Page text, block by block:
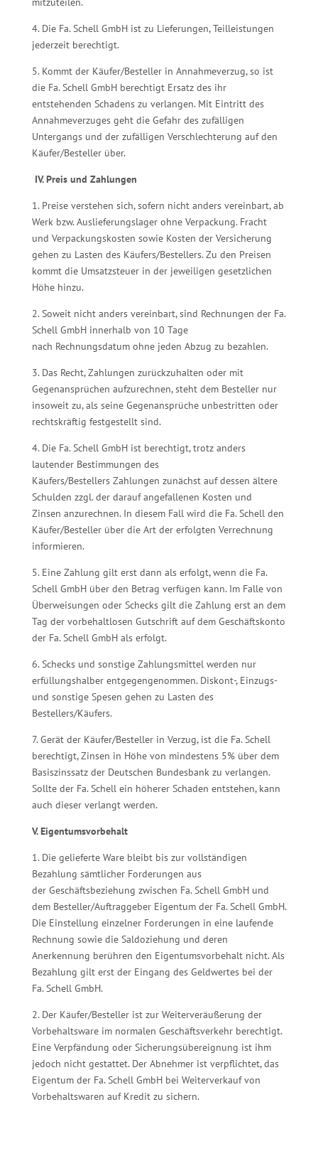
4. Die Fa. Schell GmbH ist zu Lieferungen, Teilleistungen
jederzeit berechtigt.
5. Kommt der Käufer/Besteller in Annahmeverzug, so ist
die Fa. Schell GmbH berechtigt Ersatz des ihr
entstehenden Schadens zu verlangen. Mit Eintritt des
Annahmeverzuges geht die Gefahr des zufälligen
Untergangs und der zufälligen Verschlechterung auf den
Käufer/Besteller über.
IV. Preis und Zahlungen
1. Preise verstehen sich, sofern nicht anders vereinbart, ab
Werk bzw. Auslieferungslager ohne Verpackung. Fracht
und Verpackungskosten sowie Kosten der Versicherung
gehen zu Lasten des Käufers/Bestellers. Zu den Preisen
kommt die Umsatzsteuer in der jeweiligen gesetzlichen
Höhe hinzu.
2. Soweit nicht anders vereinbart, sind Rechnungen der Fa.
Schell GmbH innerhalb von 10 Tage
nach Rechnungsdatum ohne jeden Abzug zu bezahlen.
3. Das Recht, Zahlungen zurückzuhalten oder mit
Gegenansprüchen aufzurechnen, steht dem Besteller nur
insoweit zu, als seine Gegenansprüche unbestritten oder
rechtskräftig festgestellt sind.
4. Die Fa. Schell GmbH ist berechtigt, trotz anders
lautender Bestimmungen des
Käufers/Bestellers Zahlungen zunächst auf dessen ältere
Schulden zzgl. der darauf angefallenen Kosten und
Zinsen anzurechnen. In diesem Fall wird die Fa. Schell den
Käufer/Besteller über die Art der erfolgten Verrechnung
informieren.
5. Eine Zahlung gilt erst dann als erfolgt, wenn die Fa.
Schell GmbH über den Betrag verfügen kann. Im Falle von
Überweisungen oder Schecks gilt die Zahlung erst an dem
Tag der vorbehaltlosen Gutschrift auf dem Geschäftskonto
der Fa. Schell GmbH als erfolgt.
6. Schecks und sonstige Zahlungsmittel werden nur
erfüllungshalber entgegengenommen. Diskont-, Einzugs-
und sonstige Spesen gehen zu Lasten des
Bestellers/Käufers.
7. Gerät der Käufer/Besteller in Verzug, ist die Fa. Schell
berechtigt, Zinsen in Höhe von mindestens 5% über dem
Basiszinssatz der Deutschen Bundesbank zu verlangen.
Sollte der Fa. Schell ein höherer Schaden entstehen, kann
auch dieser verlangt werden.
V. Eigentumsvorbehalt
1. Die gelieferte Ware bleibt bis zur vollständigen
Bezahlung sämtlicher Forderungen aus
der Geschäftsbeziehung zwischen Fa. Schell GmbH und
dem Besteller/Auftraggeber Eigentum der Fa. Schell GmbH.
Die Einstellung einzelner Forderungen in eine laufende
Rechnung sowie die Saldoziehung und deren
Anerkennung berühren den Eigentumsvorbehalt nicht. Als
Bezahlung gilt erst der Eingang des Geldwertes bei der
Fa. Schell GmbH.
2. Der Käufer/Besteller ist zur Weiterveräußerung der
Vorbehaltsware im normalen Geschäftsverkehr berechtigt.
Eine Verpfändung oder Sicherungsübereignung ist ihm
jedoch nicht gestattet. Der Abnehmer ist verpflichtet, das
Eigentum der Fa. Schell GmbH bei Weiterverkauf von
Vorbehaltswaren auf Kredit zu sichern.